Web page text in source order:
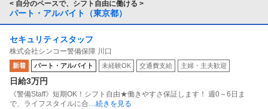
< 自分のペースで、シフト自由に働ける >
パート・アルバイト（東京都）
セキュリティスタッフ
株式会社シンコー警備保障 川口
新着 パート・アルバイト 未経験OK 交通費支給 主婦・主夫歓迎
日給3万円
《警備Staff》短期OK！シフト自由★働きやすさ保証します！ 週0～6日ま
で、ライフスタイルに合…続きを見る